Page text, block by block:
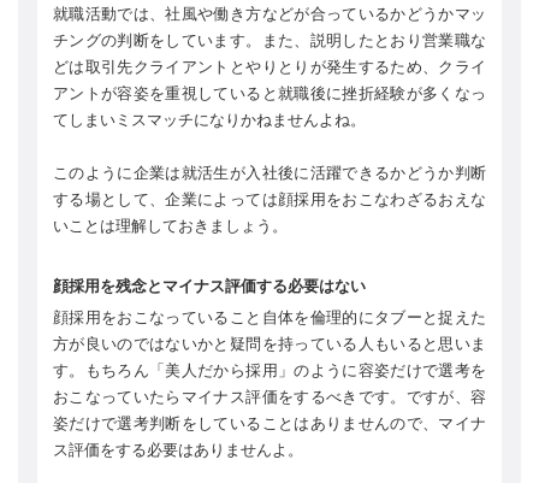
就職活動では、社風や働き方などが合っているかどうかマッ
チングの判断をしています。また、説明したとおり営業職な
どは取引先クライアントとやりとりが発生するため、クライ
アントが容姿を重視していると就職後に挫折経験が多くなっ
てしまいミスマッチになりかねませんよね。
このように企業は就活生が入社後に活躍できるかどうか判断
する場として、企業によっては顔採用をおこなわざるおえな
いことは理解しておきましょう。
顔採用を残念とマイナス評価する必要はない
顔採用をおこなっていること自体を倫理的にタブーと捉えた
方が良いのではないかと疑問を持っている人もいると思いま
す。もちろん「美人だから採用」のように容姿だけで選考を
おこなっていたらマイナス評価をするべきです。ですが、容
姿だけで選考判断をしていることはありませんので、マイナ
ス評価をする必要はありませんよ。